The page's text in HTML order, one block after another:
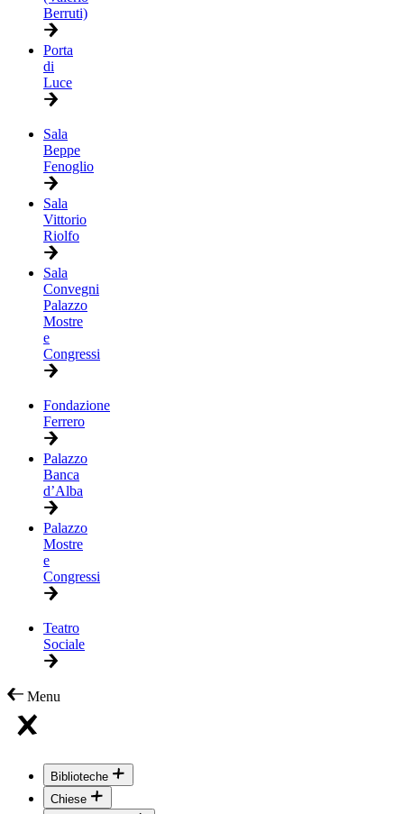
Berruti)
Porta
di
Luce
Sala
Beppe
Fenoglio
Sala
Vittorio
Riolfo
Sala
Convegni
Palazzo
Mostre
e
Congressi
Fondazione
Ferrero
Palazzo
Banca
d’Alba
Palazzo
Mostre
e
Congressi
Teatro
Sociale
Menu
Biblioteche
Chiese